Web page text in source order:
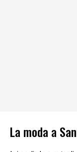
La moda a